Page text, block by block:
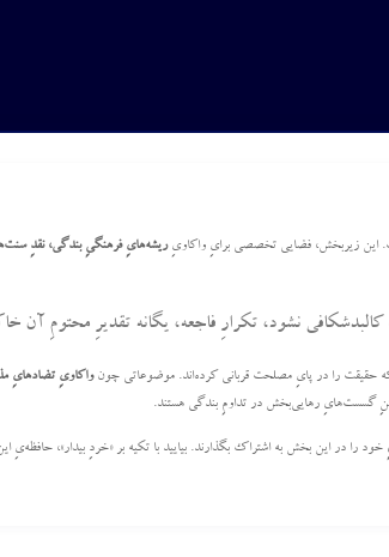
این زیربخش، فضایی تخصصی برایِ واکاویِریشه‌هایِ فرهنگیِ بندگی، نقدِ
نشود، تکرارِ فاجعه، یگانه تقدیرِ محتومِ آن
حقیقت را در پایِ مصلحت قربانی کرده‌اند. موضوعاتی چونواکاویِ تضادهایِ
گسست‌هایِ رهایی‌بخش در تداومِ بندگی هستند.
خود را در این بخش به اشتراک بگذارند. بیایید با تکیه بر «خردِ بیدار»،